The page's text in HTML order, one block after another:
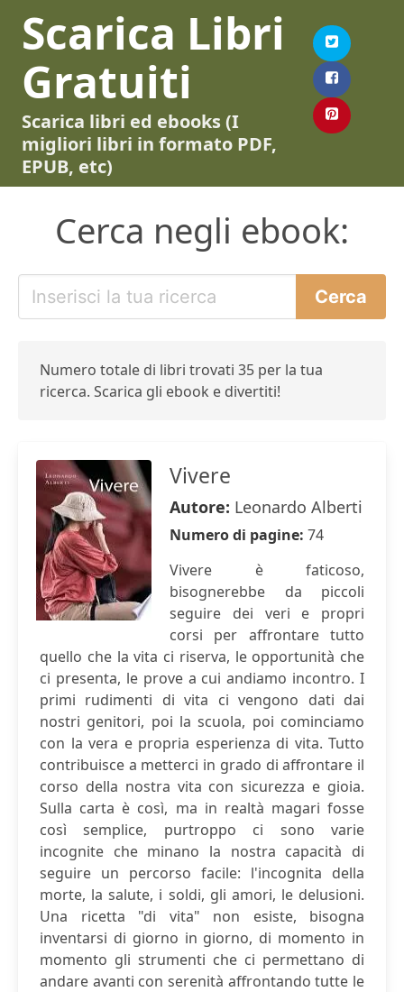
Scarica Libri
Gratuiti
Scarica libri ed ebooks (I
migliori libri in formato PDF,
EPUB, etc)
Cerca negli ebook:
Numero totale di libri trovati 35 per la tua
ricerca. Scarica gli ebook e divertiti!
Vivere
Autore: Leonardo Alberti
Numero di pagine: 74
Vivere è faticoso,
bisognerebbe da piccoli
seguire dei veri e propri
corsi per affrontare tutto
quello che la vita ci riserva, le opportunità che
ci presenta, le prove a cui andiamo incontro. I
primi rudimenti di vita ci vengono dati dai
nostri genitori, poi la scuola, poi cominciamo
con la vera e propria esperienza di vita. Tutto
contribuisce a metterci in grado di affrontare il
corso della nostra vita con sicurezza e gioia.
Sulla carta è così, ma in realtà magari fosse
così semplice, purtroppo ci sono varie
incognite che minano la nostra capacità di
seguire un percorso facile: l'incognita della
morte, la salute, i soldi, gli amori, le delusioni.
Una ricetta "di vita" non esiste, bisogna
inventarsi di giorno in giorno, di momento in
momento gli strumenti che ci permettano di
andare avanti con serenità affrontando tutte le